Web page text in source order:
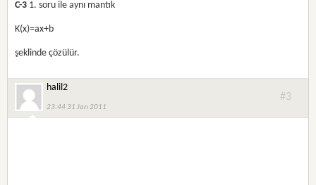
C-3 1. soru ile aynı mantık
K(x)=ax+b
şeklinde çözülür.
halil2
23:44 31 Jan 2011
#3